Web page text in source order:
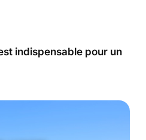
indispensable pour un